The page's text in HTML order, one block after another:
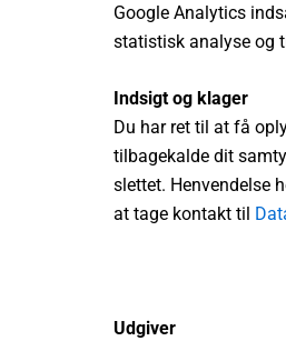
Google Analytics
statistisk analyse og
Indsigt og klager
Du har ret til at få
tilbagekalde dit
slettet. Henvendelse
at tage kontakt til
Udgiver